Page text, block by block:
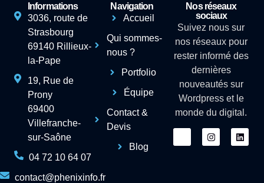
Informations
3036, route de
Strasbourg
69140 Rillieux-
la-Pape
19, Rue de
Prony
69400
Villefranche-
sur-Saône
04 72 10 64 07
contact@phenixinfo.fr
Navigation
Accueil
Qui sommes-
nous ?
Portfolio
Équipe
Contact &
Devis
Blog
Nos réseaux
sociaux
Suivez nous sur
nos réseaux pour
rester informé des
dernières
nouveautés sur
Wordpress et le
monde du digital.